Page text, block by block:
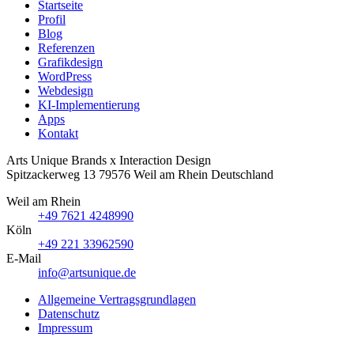
Startseite
Profil
Blog
Referenzen
Grafikdesign
WordPress
Webdesign
KI-Implementierung
Apps
Kontakt
Arts Unique Brands x Interaction Design
Spitzackerweg 13 79576 Weil am Rhein Deutschland
Weil am Rhein
+49 7621 4248990
Köln
+49 221 33962590
E-Mail
info@artsunique.de
Allgemeine Vertragsgrundlagen
Datenschutz
Impressum